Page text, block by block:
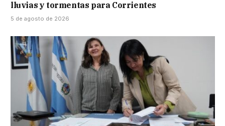
lluvias y tormentas para Corrientes
5 de agosto de 2026